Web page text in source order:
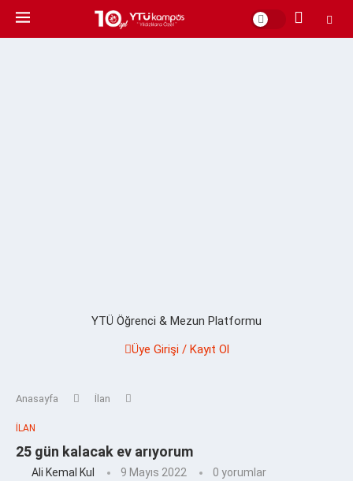
YTÜ Öğrenci & Mezun Platformu
Üye Girişi / Kayıt Ol
Anasayfa İlan
İLAN
25 gün kalacak ev arıyorum
Ali Kemal Kul 9 Mayıs 2022 0 yorumlar